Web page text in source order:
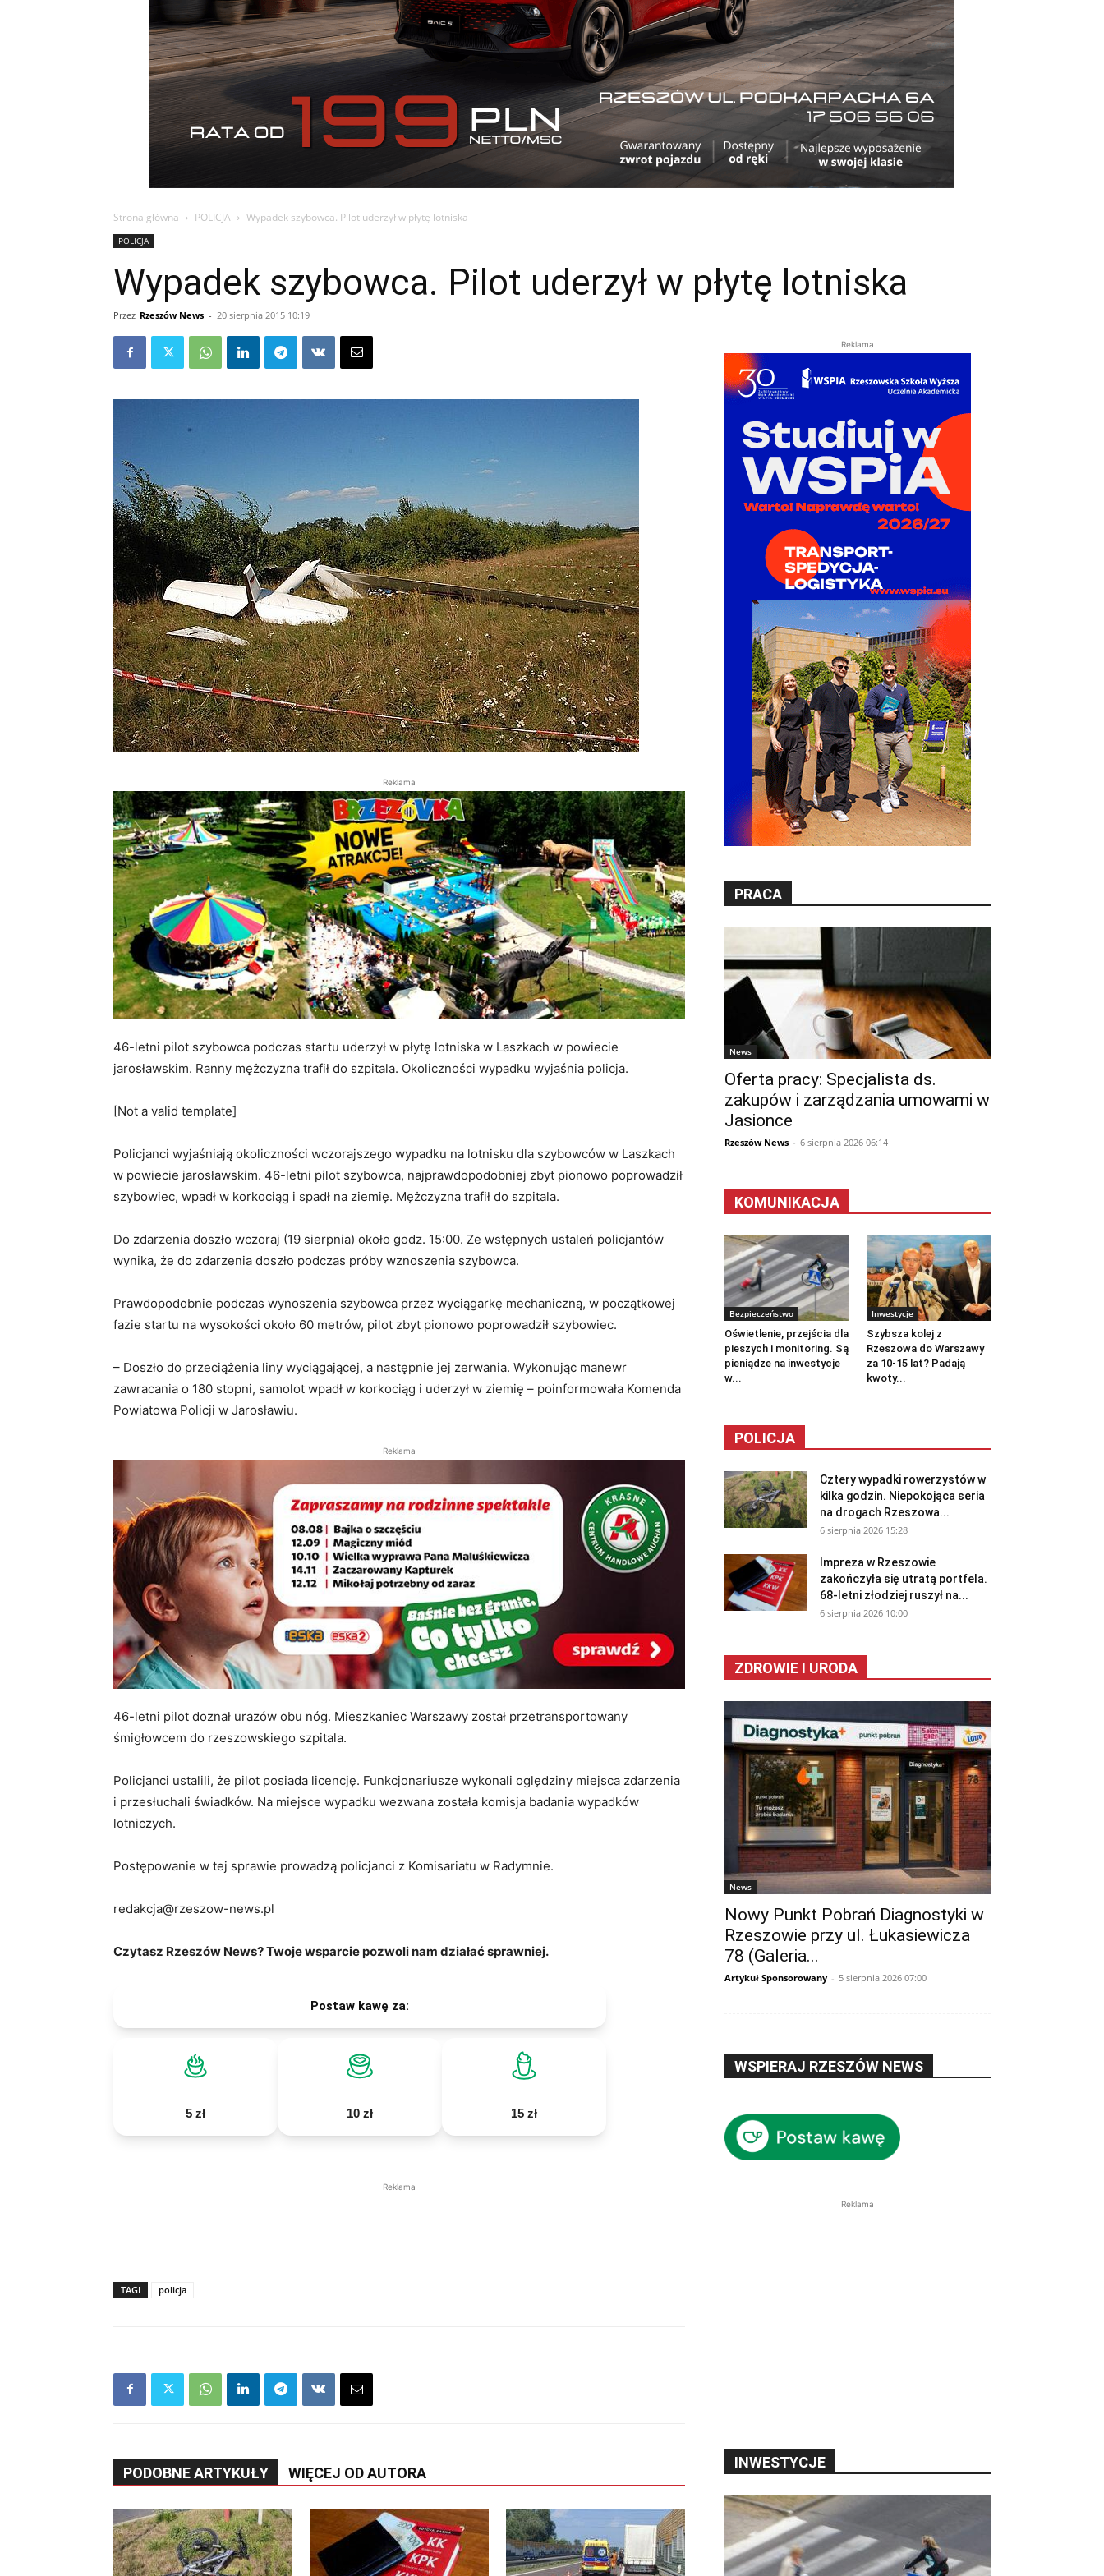
Strona główna POLICJA Wypadek szybowca. Pilot uderzył w płytę lotniska
POLICJA
Wypadek szybowca. Pilot uderzył w płytę lotniska
Przez Rzeszów News - 20 sierpnia 2015 10:19
Reklama
46-letni pilot szybowca podczas startu uderzył w płytę lotniska w Laszkach w powiecie
jarosławskim. Ranny mężczyzna trafił do szpitala. Okoliczności wypadku wyjaśnia policja.
[Not a valid template]
Policjanci wyjaśniają okoliczności wczorajszego wypadku na lotnisku dla szybowców w Laszkach
w powiecie jarosławskim. 46-letni pilot szybowca, najprawdopodobniej zbyt pionowo poprowadził
szybowiec, wpadł w korkociąg i spadł na ziemię. Mężczyzna trafił do szpitala.
Do zdarzenia doszło wczoraj (19 sierpnia) około godz. 15:00. Ze wstępnych ustaleń policjantów
wynika, że do zdarzenia doszło podczas próby wznoszenia szybowca.
Prawdopodobnie podczas wynoszenia szybowca przez wyciągarkę mechaniczną, w początkowej
fazie startu na wysokości około 60 metrów, pilot zbyt pionowo poprowadził szybowiec.
– Doszło do przeciążenia liny wyciągającej, a następnie jej zerwania. Wykonując manewr
zawracania o 180 stopni, samolot wpadł w korkociąg i uderzył w ziemię – poinformowała Komenda
Powiatowa Policji w Jarosławiu.
Reklama
46-letni pilot doznał urazów obu nóg. Mieszkaniec Warszawy został przetransportowany
śmigłowcem do rzeszowskiego szpitala.
Policjanci ustalili, że pilot posiada licencję. Funkcjonariusze wykonali oględziny miejsca zdarzenia
i przesłuchali świadków. Na miejsce wypadku wezwana została komisja badania wypadków
lotniczych.
Postępowanie w tej sprawie prowadzą policjanci z Komisariatu w Radymnie.
redakcja@rzeszow-news.pl
Czytasz Rzeszów News? Twoje wsparcie pozwoli nam działać sprawniej.
Postaw kawę za:
5 zł 10 zł 15 zł
Reklama
TAGI policja
PODOBNE ARTYKUŁY WIĘCEJ OD AUTORA
Reklama
PRACA
News
Oferta pracy: Specjalista ds.
zakupów i zarządzania umowami w
Jasionce
Rzeszów News - 6 sierpnia 2026 06:14
KOMUNIKACJA
Bezpieczeństwo
Oświetlenie, przejścia dla
pieszych i monitoring. Są
pieniądze na inwestycje
w...
Inwestycje
Szybsza kolej z
Rzeszowa do Warszawy
za 10-15 lat? Padają
kwoty...
POLICJA
Cztery wypadki rowerzystów w
kilka godzin. Niepokojąca seria
na drogach Rzeszowa...
6 sierpnia 2026 15:28
Impreza w Rzeszowie
zakończyła się utratą portfela.
68-letni złodziej ruszył na...
6 sierpnia 2026 10:00
ZDROWIE I URODA
News
Nowy Punkt Pobrań Diagnostyki w
Rzeszowie przy ul. Łukasiewicza
78 (Galeria...
Artykuł Sponsorowany - 5 sierpnia 2026 07:00
WSPIERAJ RZESZÓW NEWS
Reklama
INWESTYCJE